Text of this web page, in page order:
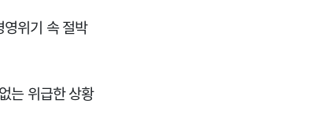
위기 속 절박
는 위급한 상황